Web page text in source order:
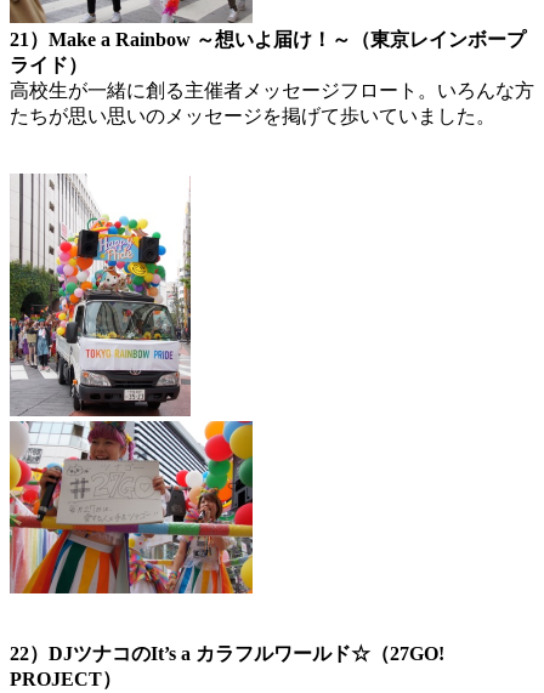
21）Make a Rainbow ～想いよ届け！～（東京レインボープ
ライド）
高校生が一緒に創る主催者メッセージフロート。いろんな方
たちが思い思いのメッセージを掲げて歩いていました。
22）DJツナコのIt’s a カラフルワールド☆（27GO!
PROJECT）